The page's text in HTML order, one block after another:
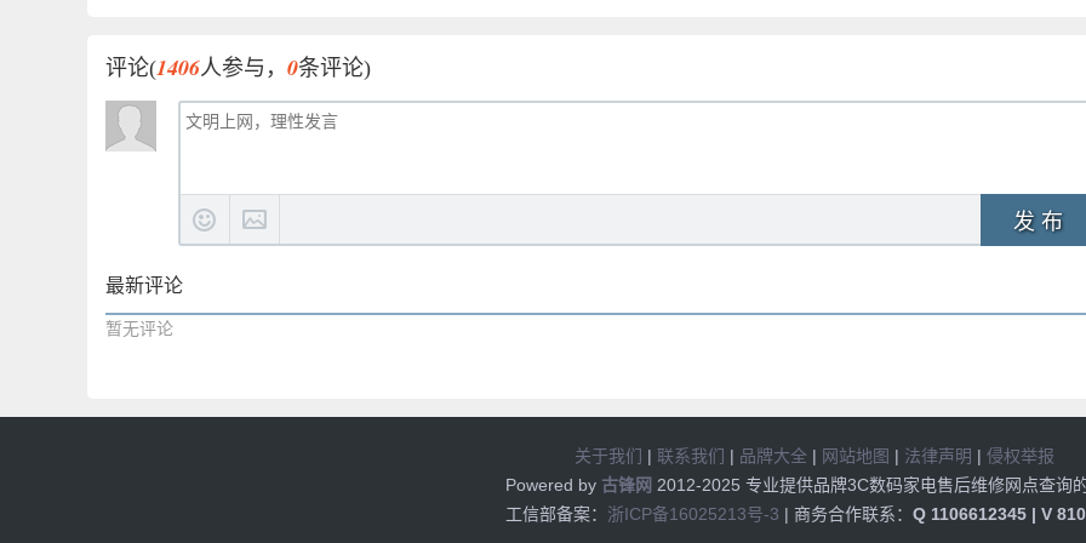
评论(1406人参与， 0条评论)
发 布
最新评论
暂无评论
关于我们 | 联系我们 | 品牌大全 | 网站地图 | 法律声明 | 侵权举报
Powered by 古锋网 2012-2025 专业提供品牌3C数码家电售后维修网点查询
工信部备案： 浙ICP备16025213号-3 | 商务合作联系： Q 1106612345 | V